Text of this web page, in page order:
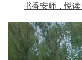
书香安师，悦